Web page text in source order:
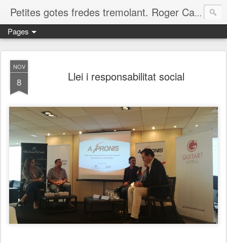
Petites gotes fredes tremolant. Roger Casero Gumbau. Girona
Pages
NOV
8 Llei i responsabilitat social